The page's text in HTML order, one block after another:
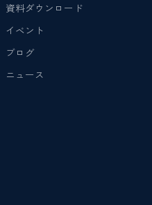
資料ダウンロード
イベント
ブログ
ニュース